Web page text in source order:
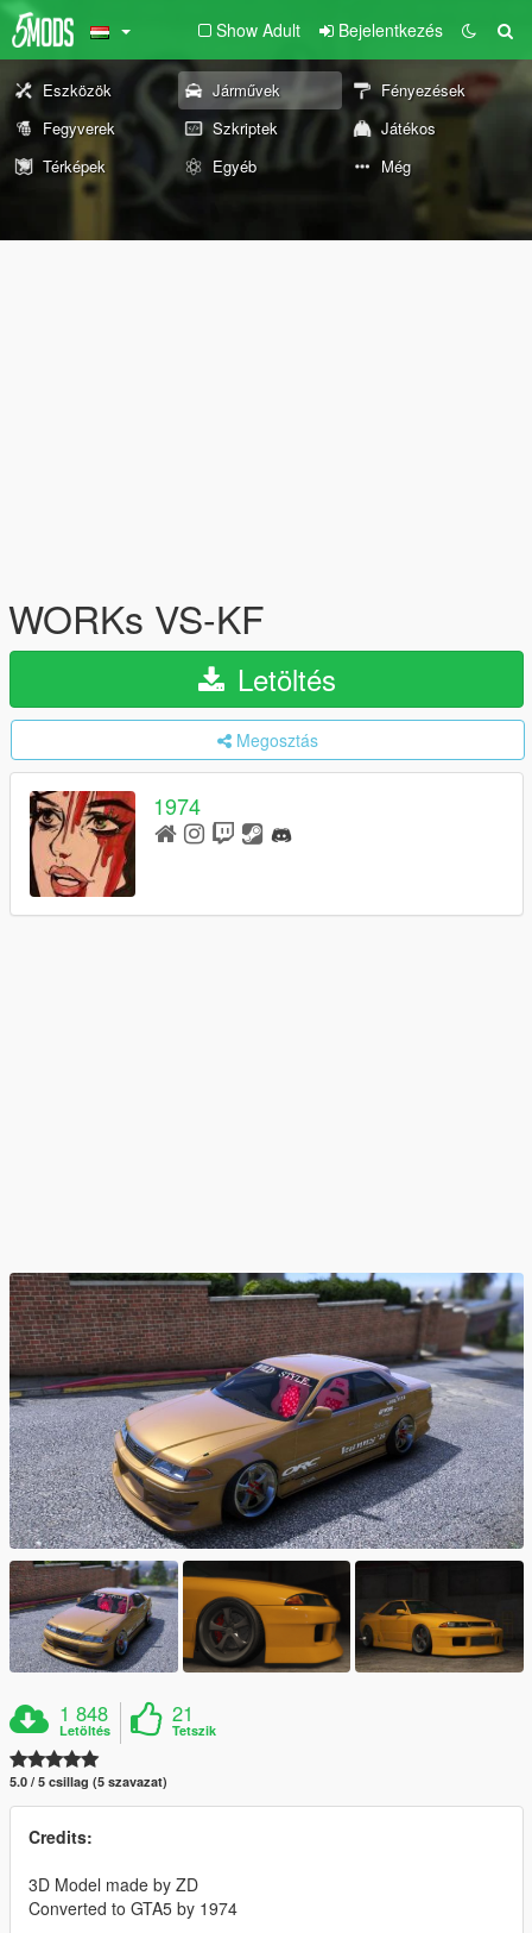
Show Adult Bejelentkezés
Eszközök Járművek
Fényezések
Fegyverek
Szkriptek
Játékos
Térképek
Egyéb Még
WORKs VS-KF
Letöltés
Megosztás
1974
1 848
Letöltés
21
Tetszik
5.0 / 5 csillag (5 szavazat)
Credits:
3D Model made by ZD
Converted to GTA5 by 1974